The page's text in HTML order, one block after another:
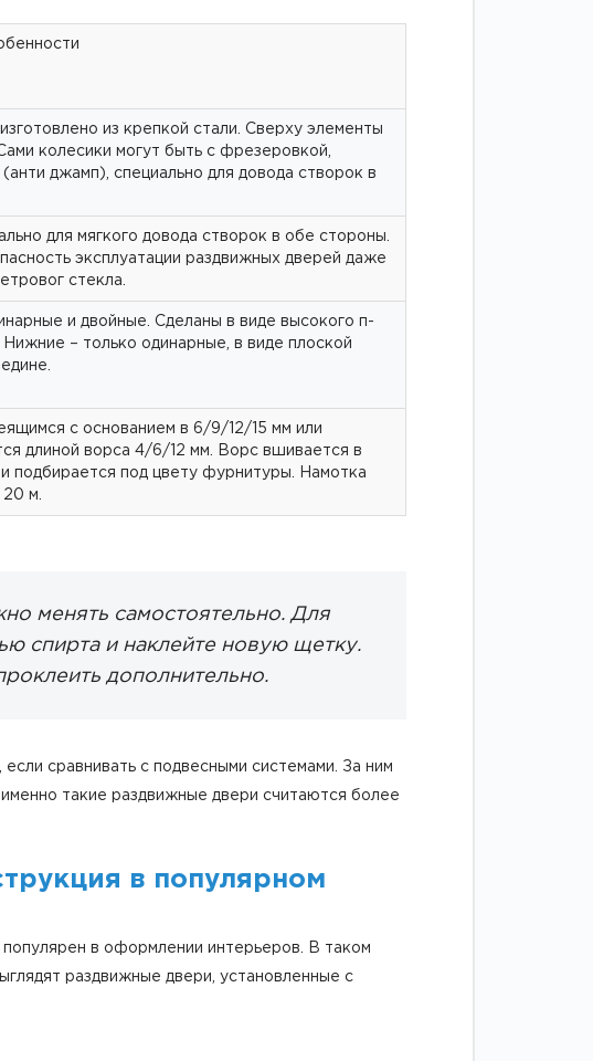
из крепкой стали. Сверху элементы
колесики могут быть с фрезеровкой,
джамп), специально для довода створок в
для мягкого довода створок в обе стороны.
эксплуатации раздвижных дверей даже
стекла.
и двойные. Сделаны в виде высокого п-
– только одинарные, в виде плоской
с основанием в 6/9/12/15 мм или
длиной ворса 4/6/12 мм. Ворс вшивается в
подбирается под цвету фурнитуры. Намотка
м.
менять самостоятельно. Для
спирта и наклейте новую щетку.
дополнительно.
сравнивать с подвесными системами. За ним
такие раздвижные двери считаются более
в популярном
в оформлении интерьеров. В таком
раздвижные двери, установленные с